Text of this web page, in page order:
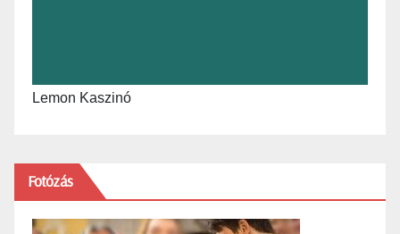
Lemon Kaszinó
Fotózás